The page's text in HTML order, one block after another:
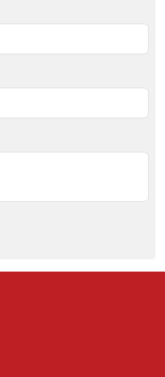
sua tela inicial